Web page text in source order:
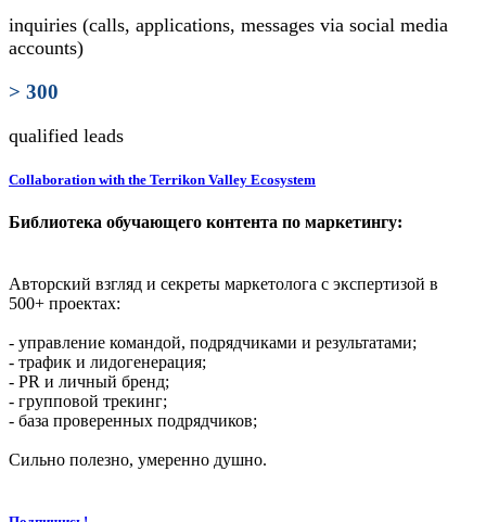
inquiries (calls, applications, messages via social media
accounts)
> 300
qualified leads
Post
navigation
Collaboration with the Terrikon Valley Ecosystem
Библиотека обучающего контента по маркетингу:
Авторский взгляд и секреты маркетолога с экспертизой в
500+ проектах:
- управление командой, подрядчиками и результатами;
- трафик и лидогенерация;
- PR и личный бренд;
- групповой трекинг;
- база проверенных подрядчиков;
Сильно полезно, умеренно душно.